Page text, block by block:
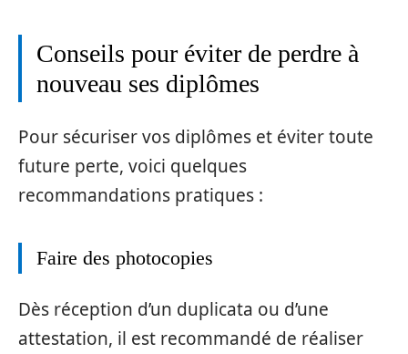
Conseils pour éviter de perdre à
nouveau ses diplômes
Pour sécuriser vos diplômes et éviter toute
future perte, voici quelques
recommandations pratiques :
Faire des photocopies
Dès réception d’un duplicata ou d’une
attestation, il est recommandé de réaliser